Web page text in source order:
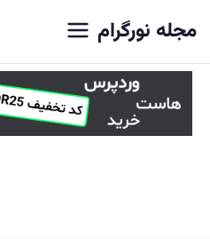
مجله نورگرام